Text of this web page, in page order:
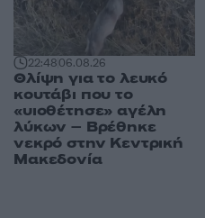
22:4806.08.26
Θλίψη για το λευκό
κουτάβι που το
«υιοθέτησε» αγέλη
λύκων – Βρέθηκε
νεκρό στην Κεντρική
Μακεδονία